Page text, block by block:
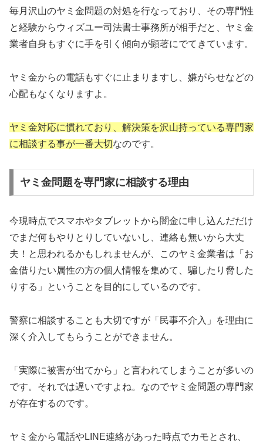
毎月沢山のヤミ金問題の対処を行なっており、その専門性
と経験からウィズユー司法書士事務所が相手だと、ヤミ金
業者自身もすぐに手を引く傾向が顕著にでてきています。
ヤミ金からの電話もすぐに止まりますし、嫌がらせなどの
心配もなくなりますよ。
ヤミ金対応に慣れており、解決策を沢山持っている専門家
に相談する事が一番大切なのです。
ヤミ金問題を専門家に相談する理由
今現時点でスマホやタブレットから闇金に申し込んだだけ
でまだ何もやりとりしていないし、連絡も無いから大丈
夫！と思われるかもしれませんが、このヤミ金業者は「お
金借りたい属性の方の個人情報を集めて、騙したり脅した
りする」ということを目的にしているのです。
警察に相談することも大切ですが「民事不介入」を理由に
深く介入してもらうことができません。
「実際に被害が出てから」と言われてしまうことが多いの
です。それでは遅いですよね。なのでヤミ金問題の専門家
が存在するのです。
ヤミ金から電話やLINE連絡があった時点でカモとされ、